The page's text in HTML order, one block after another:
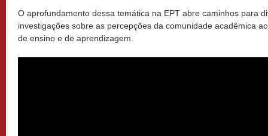
O aprofundamento dessa temática na EPT abre caminhos para
investigações sobre as percepções da comunidade acadêmica
de ensino e de aprendizagem.